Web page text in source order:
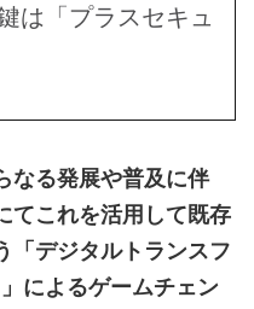
は「プラスセキュ
なる発展や普及に伴
てこれを活用して既存
「デジタルトランスフ
によるゲームチェン